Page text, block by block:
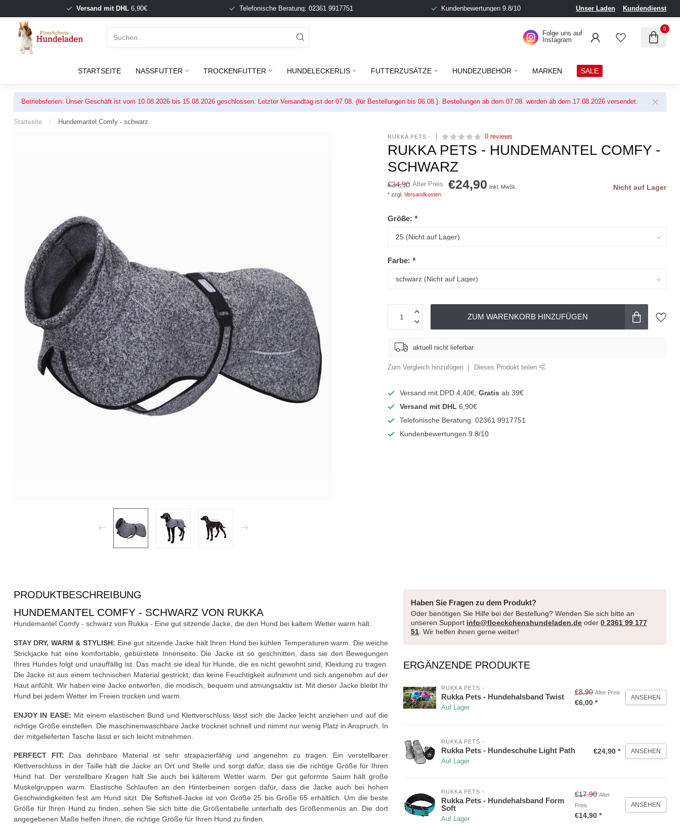
Versand mit DHL6,90€ Telefonische Beratung: 02361 9917751 Kundenbewertungen 9.8/10 Unser Laden Kundendienst
Folge uns auf
Instagram
0
STARTSEITE NASSFUTTER TROCKENFUTTER HUNDELECKERLIS FUTTERZUSÄTZE HUNDEZUBEHÖR MARKEN SALE
Betriebsferien: Unser Geschäft ist vom 10.08.2026 bis 15.08.2026 geschlossen. Letzter Versandtag ist der 07.08. (für Bestellungen bis 06.08.). Bestellungen ab dem 07.08. werden ab dem 17.08.2026 versendet.
Startseite / Hundemantel Comfy - schwarz
RUKKA PETS - 0 reviews
RUKKA PETS - HUNDEMANTEL COMFY -
SCHWARZ
€34,90 Alter Preis €24,90 Inkl. MwSt.
* zzgl.Versandkosten
Nicht auf Lager
Größe:*
Farbe:*
ZUM WARENKORB HINZUFÜGEN
aktuell nicht lieferbar
Zum Vergleich hinzufügen Dieses Produkt teilen
Versand mit DPD 4,40€;Gratisab 39€
Versand mit DHL 6,90€
Telefonische Beratung: 02361 9917751
Kundenbewertungen 9.8/10
PRODUKTBESCHREIBUNG
HUNDEMANTEL COMFY - SCHWARZ VON RUKKA
Hundemantel Comfy - schwarz von Rukka - Eine gut sitzende Jacke, die den Hund bei kaltem Wetter warm hält.
STAY DRY, WARM & STYLISH: Eine gut sitzende Jacke hält Ihren Hund bei kühlen Temperaturen warm. Die weiche
Strickjacke hat eine komfortable, gebürstete Innenseite. Die Jacke ist so geschnitten, dass sie den Bewegungen
Ihres Hundes folgt und unauffällig ist. Das macht sie ideal für Hunde, die es nicht gewohnt sind, Kleidung zu tragen.
Die Jacke ist aus einem technischen Material gestrickt, das keine Feuchtigkeit aufnimmt und sich angenehm auf der
Haut anfühlt. Wir haben eine Jacke entworfen, die modisch, bequem und atmungsaktiv ist. Mit dieser Jacke bleibt Ihr
Hund bei jedem Wetter im Freien trocken und warm.
ENJOY IN EASE: Mit einem elastischen Bund und Klettverschluss lässt sich die Jacke leicht anziehen und auf die
richtige Größe einstellen. Die maschinenwaschbare Jacke trocknet schnell und nimmt nur wenig Platz in Anspruch. In
der mitgelieferten Tasche lässt er sich leicht mitnehmen.
PERFECT FIT: Das dehnbare Material ist sehr strapazierfähig und angenehm zu tragen. Ein verstellbarer
Klettverschluss in der Taille hält die Jacke an Ort und Stelle und sorgt dafür, dass sie die richtige Größe für Ihren
Hund hat. Der verstellbare Kragen hält Sie auch bei kälterem Wetter warm. Der gut geformte Saum hält große
Muskelgruppen warm. Elastische Schlaufen an den Hinterbeinen sorgen dafür, dass die Jacke auch bei hohen
Geschwindigkeiten fest am Hund sitzt. Die Softshell-Jacke ist von Größe 25 bis Größe 65 erhältlich. Um die beste
Größe für Ihren Hund zu finden, sehen Sie sich bitte die Größentabelle unterhalb des Größenmenüs an. Die dort
angegebenen Maße helfen Ihnen, die richtige Größe für Ihren Hund zu finden.
Haben Sie Fragen zu dem Produkt?
Oder benötigen Sie Hilfe bei der Bestellung? Wenden Sie sich bitte an
unseren Support info@floeckchenshundeladen.de oder 0 2361 99 177
51 . Wir helfen ihnen gerne weiter!
ERGÄNZENDE PRODUKTE
RUKKA PETS -
Rukka Pets - Hundehalsband Twist
Auf Lager
€8,90 Alter Preis
€6,00 *
ANSEHEN
RUKKA PETS -
Rukka Pets - Hundeschuhe Light Path
Auf Lager
€24,90 * ANSEHEN
RUKKA PETS -
Rukka Pets - Hundehalsband Form
Soft
Auf Lager
€17,90 Alter
Preis
€14,90 *
ANSEHEN